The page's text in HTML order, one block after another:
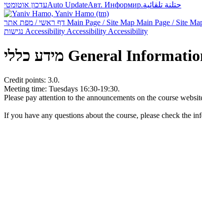
עדכון אוטומטיAuto UpdateАвт. Информир.حتلنة تلقائية
Main Page / Site Map Main Page / Site
Accessibility Accessibility Accessibility
מידע כללי General
Credit points: 3.0.
Meeting time: Tuesdays 16:30-19:30.
Please pay attention to the announcements on the course
If you have any questions about the course, please check the